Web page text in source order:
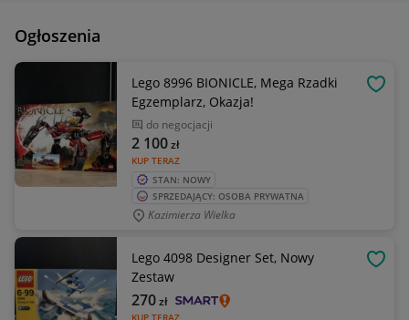
Ogłoszenia
Lego 8996 BIONICLE, Mega Rzadki
Egzemplarz, Okazja!
do negocjacji
KUP TERAZ
2 100zł
STAN: NOWY
SPRZEDAJĄCY: OSOBA PRYWATNA
Kazimierza Wielka
Lego 4098 Designer Set, Nowy
Zestaw
KUP TERAZ
270zł